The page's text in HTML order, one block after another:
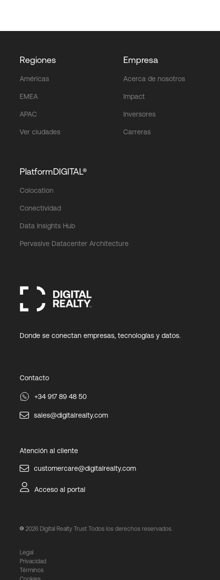
Regiones
Américas
EMEA
APAC
Ver ciudades
Empresa
Acerca de nosotros
Impact
Inversores
Carreras
PlatformDIGITAL®
Colocation
Conectividad
Data Insights Hub
Pervasive Datacenter Architecture
Donde se conectan empresas, tecnologías y datos.
Contacto
+34 917 89 48 50
sales@digitalrealty.com
Atención al cliente
customercare@digitalrealty.com
Acceso al portal
2026 Digital Realty Trust Todos los derechos reservados.
Legal
Privacidad
Términos